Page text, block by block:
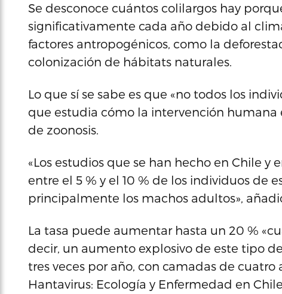
Se desconoce cuántos colilargos hay
significativamente cada año debido al
factores antropogénicos, como la
colonización de hábitats naturales.
Lo que sí se sabe es que «no todos los
que estudia cómo la intervención humana
de zoonosis.
«Los estudios que se han hecho en Chile
entre el 5 % y el 10 % de los individuos de
principalmente los machos adultos»,
La tasa puede aumentar hasta un 20 %
decir, un aumento explosivo de este tipo
tres veces por año, con camadas de cuatro
Hantavirus: Ecología y Enfermedad en